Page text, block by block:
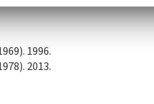
1996.
2013.